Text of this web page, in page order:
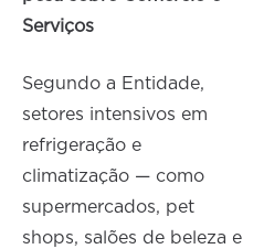
Serviços
Segundo a Entidade,
setores intensivos em
refrigeração e
climatização — como
supermercados, pet
shops, salões de beleza e